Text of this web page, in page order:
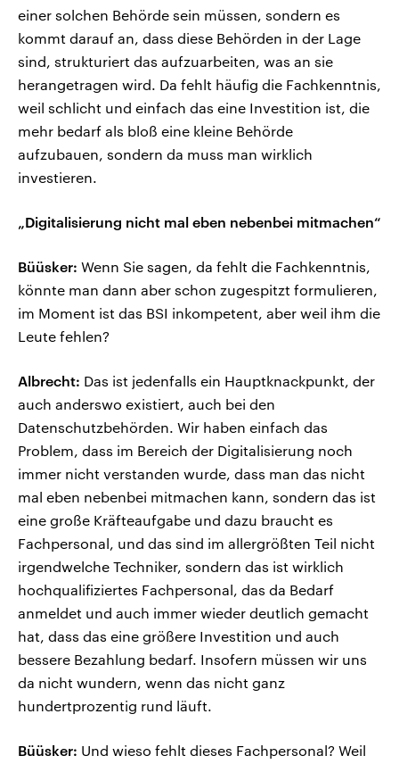
einer solchen Behörde sein müssen, sondern es
kommt darauf an, dass diese Behörden in der Lage
sind, strukturiert das aufzuarbeiten, was an sie
herangetragen wird. Da fehlt häufig die Fachkenntnis,
weil schlicht und einfach das eine Investition ist, die
mehr bedarf als bloß eine kleine Behörde
aufzubauen, sondern da muss man wirklich
investieren.
„Digitalisierung nicht mal eben nebenbei mitmachen“
Büüsker: Wenn Sie sagen, da fehlt die Fachkenntnis,
könnte man dann aber schon zugespitzt formulieren,
im Moment ist das BSI inkompetent, aber weil ihm die
Leute fehlen?
Albrecht: Das ist jedenfalls ein Hauptknackpunkt, der
auch anderswo existiert, auch bei den
Datenschutzbehörden. Wir haben einfach das
Problem, dass im Bereich der Digitalisierung noch
immer nicht verstanden wurde, dass man das nicht
mal eben nebenbei mitmachen kann, sondern das ist
eine große Kräfteaufgabe und dazu braucht es
Fachpersonal, und das sind im allergrößten Teil nicht
irgendwelche Techniker, sondern das ist wirklich
hochqualifiziertes Fachpersonal, das da Bedarf
anmeldet und auch immer wieder deutlich gemacht
hat, dass das eine größere Investition und auch
bessere Bezahlung bedarf. Insofern müssen wir uns
da nicht wundern, wenn das nicht ganz
hundertprozentig rund läuft.
Büüsker: Und wieso fehlt dieses Fachpersonal? Weil